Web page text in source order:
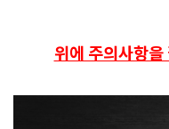
위에 주의사항